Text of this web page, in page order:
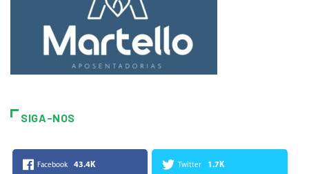
SIGA-NOS
Facebook 43.4K Twitter 1.7K